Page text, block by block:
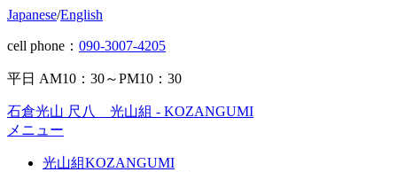
Japanese/English
cell phone： 090-3007-4205
平日 AM10：30～PM10：30
石倉光山 尺八 光山組 - KOZANGUMI
メニュー
光山組KOZANGUMI